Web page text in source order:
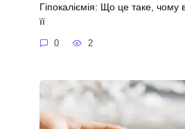
Гіпокаліємія: Що це таке, чому
її
0 2